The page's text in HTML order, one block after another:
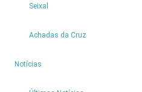
Seixal
Achadas da Cruz
Notícias
CONTACTOS